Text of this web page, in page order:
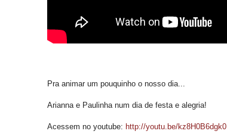
Pra animar um pouquinho o nosso dia...
Arianna e Paulinha num dia de festa e alegria!
Acessem no youtube: http://youtu.be/kz8H0B6dgk0